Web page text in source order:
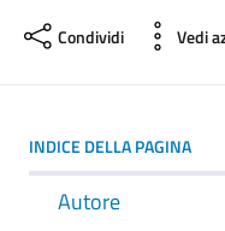
Condividi Vedi
INDICE DELLA PAGINA
Autore